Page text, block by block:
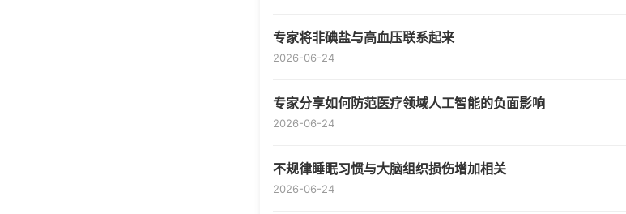
专家将非碘盐与高血压联系起来
2026-06-24
专家分享如何防范医疗领域人工智能的负面影响
2026-06-24
不规律睡眠习惯与大脑组织损伤增加相关
2026-06-24